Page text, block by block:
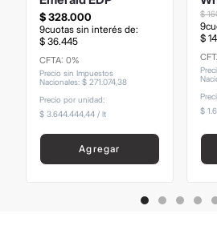
$328.000
9cuotas sin interés de:
$ 36.445
CFTA: 0%
Precio sin Impuestos
Nacionales: $ 271 07438
Precio por unidad:
$ 3.644.444,44 / lt
Agregar
$
9
$ 14
$